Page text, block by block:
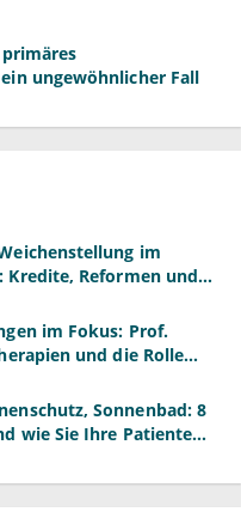
ungewöhnlicher Fall
im
Kredite, Reformen und
im Fokus: Prof.
und die Rolle
Sonnenbad: 8
wie Sie Ihre Patienten